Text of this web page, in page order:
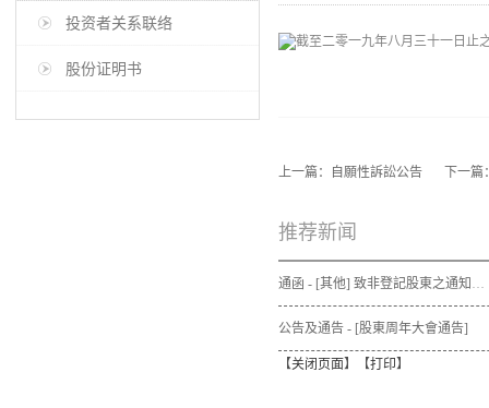
投资者关系联络
股份证明书
上一篇： 自願性訴訟公告 下一篇
推荐新闻
通函 - [其他] 致非登記股東之通知信函及申請表格 - 通函連同股東週年大會通告及代表委任表格之發佈通知
公告及通告 - [股東周年大會通告]
【关闭页面】【打印】